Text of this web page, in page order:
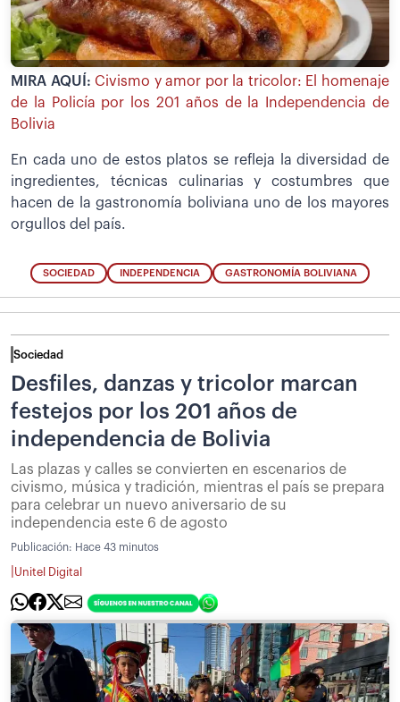
MIRA AQUÍ: Civismo y amor por la tricolor: El homenaje
de la Policía por los 201 años de la Independencia de
Bolivia
En cada uno de estos platos se refleja la diversidad de
ingredientes, técnicas culinarias y costumbres que
hacen de la gastronomía boliviana uno de los mayores
orgullos del país.
SOCIEDAD INDEPENDENCIA GASTRONOMÍA BOLIVIANA
Sociedad
Desfiles, danzas y tricolor marcan
festejos por los 201 años de
independencia de Bolivia
Las plazas y calles se convierten en escenarios de
civismo, música y tradición, mientras el país se prepara
para celebrar un nuevo aniversario de su
independencia este 6 de agosto
Publicación: Hace 43 minutos
Unitel Digital